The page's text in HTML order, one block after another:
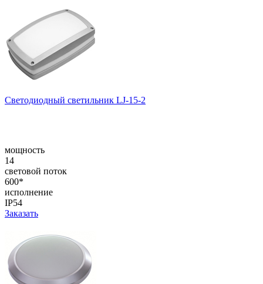
Светодиодный светильник LJ-15-2
мощность
14
световой поток
600*
исполнение
IP54
Заказать